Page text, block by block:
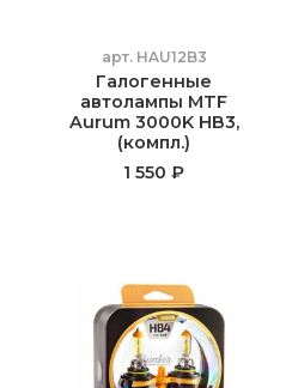
арт. HAU12B3
Галогенные
автолампы MTF
Aurum 3000K HB3,
(компл.)
1 550 ₽